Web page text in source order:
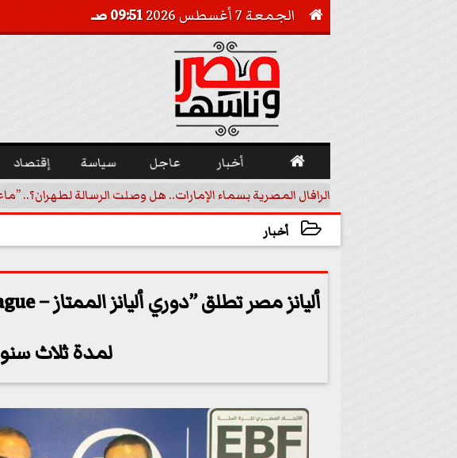
 الجمعة 7 أغسطس 2026 09:51 صـ
 أخبار عاجل سياسة إقتصاد
الرافال المصرية بسماء الإمارات.. هل وصلت الرسالة
أخبار
لمدة ثلاث